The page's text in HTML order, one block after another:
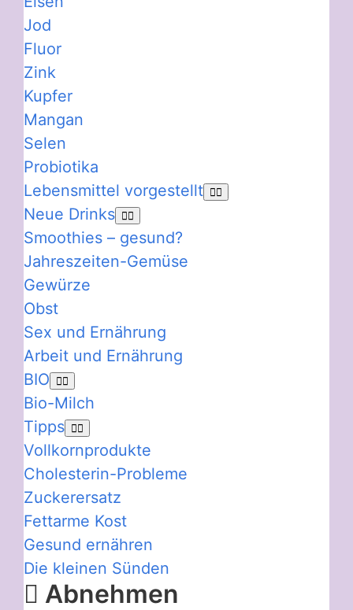
Jod
Fluor
Zink
Kupfer
Mangan
Selen
Probiotika
Lebensmittel vorgestellt
Neue Drinks
Smoothies – gesund?
Jahreszeiten-Gemüse
Gewürze
Obst
Sex und Ernährung
Arbeit und Ernährung
BIO
Bio-Milch
Tipps
Vollkornprodukte
Cholesterin-Probleme
Zuckerersatz
Fettarme Kost
Gesund ernähren
Die kleinen Sünden
Abnehmen